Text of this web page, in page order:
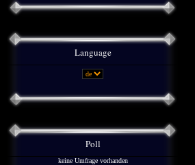
Language
Poll
keine Umfrage vorhanden